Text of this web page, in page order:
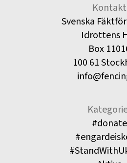
Kontakt
Svenska
Idrottens
Box
100 61
#donate